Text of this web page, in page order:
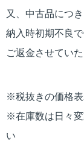
又、中古品につ
納入時初期不良
ご返金させていた
※税抜きの価格
※在庫数は日々変
い